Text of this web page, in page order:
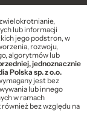
lub informacji
jego podstron, w
rozwoju,
algorytmów lub
jednoznacznie
Polska sp. z o.o.
jest bez
lub innego
w ramach
bez względu na